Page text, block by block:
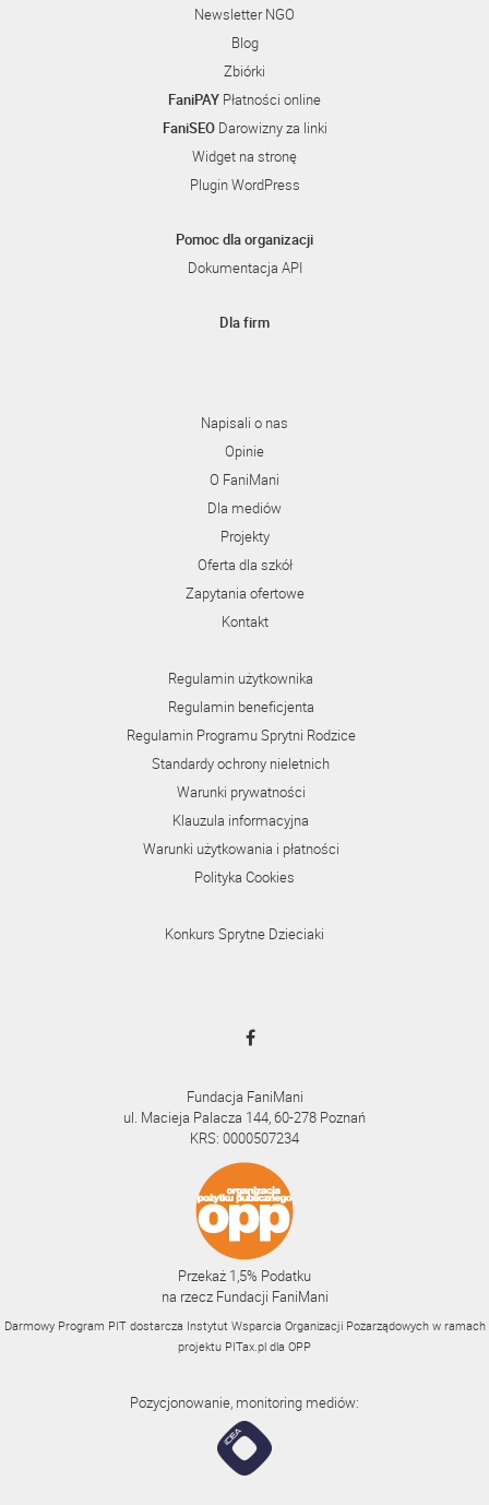
Newsletter NGO
Blog
Zbiórki
FaniPAY Płatności online
FaniSEODarowizny za linki
Widget na stronę
Plugin WordPress
Pomoc dla organizacji
Dokumentacja API
Dla firm
Napisali o nas
Opinie
O FaniMani
Dla mediów
Projekty
Oferta dla szkół
Zapytania ofertowe
Kontakt
Regulamin użytkownika
Regulamin beneficjenta
Regulamin Programu Sprytni Rodzice
Standardy ochrony nieletnich
Warunki prywatności
Klauzula informacyjna
Warunki użytkowania i płatności
Polityka Cookies
Konkurs Sprytne Dzieciaki
Fundacja FaniMani
ul. Macieja Palacza 144, 60-278 Poznań
KRS: 0000507234
Przekaż 1,5% Podatku
na rzecz Fundacji FaniMani
Darmowy Program PIT dostarcza Instytut Wsparcia Organizacji Pozarządowych w ramach
projektu PITax.pl dla OPP
Pozycjonowanie, monitoring mediów: